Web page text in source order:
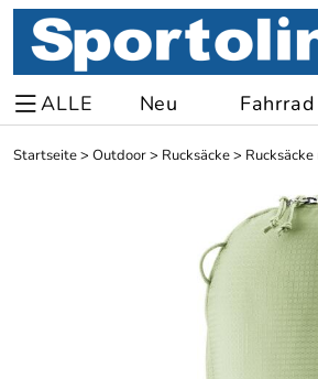
ALLE Neu Fahrrad
Startseite> Outdoor> Rucksäcke>